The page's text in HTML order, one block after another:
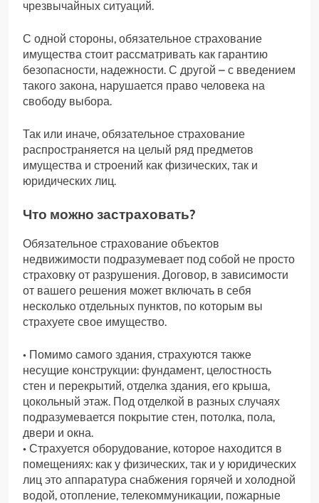
чрезвычайных ситуаций.
С одной стороны, обязательное страхование
имущества стоит рассматривать как гарантию
безопасности, надежности. С другой – с введением
такого закона, нарушается право человека на
свободу выбора.
Так или иначе, обязательное страхование
распространяется на целый ряд предметов
имущества и строений как физических, так и
юридических лиц.
Что можно застраховать?
Обязательное страхование объектов
недвижимости подразумевает под собой не просто
страховку от разрушения. Договор, в зависимости
от вашего решения может включать в себя
несколько отдельных пунктов, по которым вы
страхуете свое имущество.
• Помимо самого здания, страхуются также
несущие конструкции: фундамент, целостность
стен и перекрытий, отделка здания, его крыша,
цокольный этаж. Под отделкой в разных случаях
подразумевается покрытие стен, потолка, пола,
двери и окна.
• Страхуется оборудование, которое находится в
помещениях: как у физических, так и у юридических
лиц это аппаратура снабжения горячей и холодной
водой, отопление, телекоммуникации, пожарные